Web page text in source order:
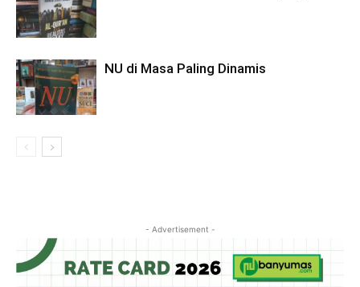
NU di Masa Paling Dinamis
- Advertisement -